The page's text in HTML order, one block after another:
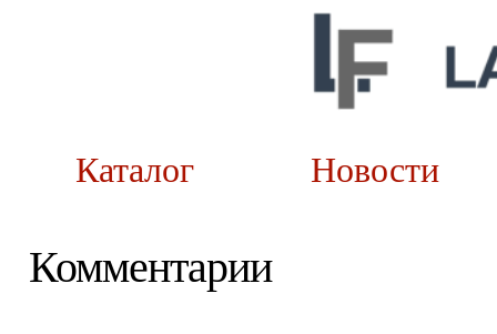
Каталог
Комментарии